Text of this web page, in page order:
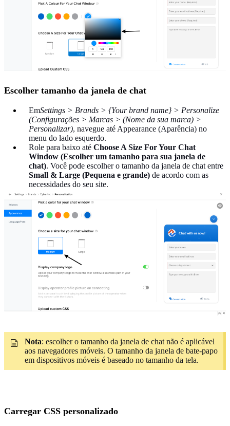
Escolher tamanho da janela de chat
EmSettings > Brands > {Your brand name} > Personalize
(Configurações > Marcas > (Nome da sua marca) >
Personalizar), navegue até Appearance (Aparência) no
menu do lado esquerdo.
Role para baixo até Choose A Size For Your Chat
Window (Escolher um tamanho para sua janela de
chat). Você pode escolher o tamanho da janela de chat entre
Small & Large (Pequena e grande) de acordo com as
necessidades do seu site.
Nota: escolher o tamanho da janela de chat não é aplicável
aos navegadores móveis. O tamanho da janela de bate-papo
em dispositivos móveis é baseado no tamanho da tela.
Carregar CSS personalizado